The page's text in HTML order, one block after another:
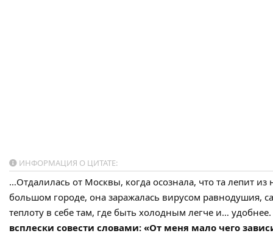
ИНФОРМАЦИЯ О ЦИТАТЕ:
…Отдалилась от Москвы, когда осознала, что та лепит
большом городе, она заражалась вирусом равнодушия,
теплоту в себе там, где быть холодным легче и… удобнее.
всплески совести словами: «От меня мало чего